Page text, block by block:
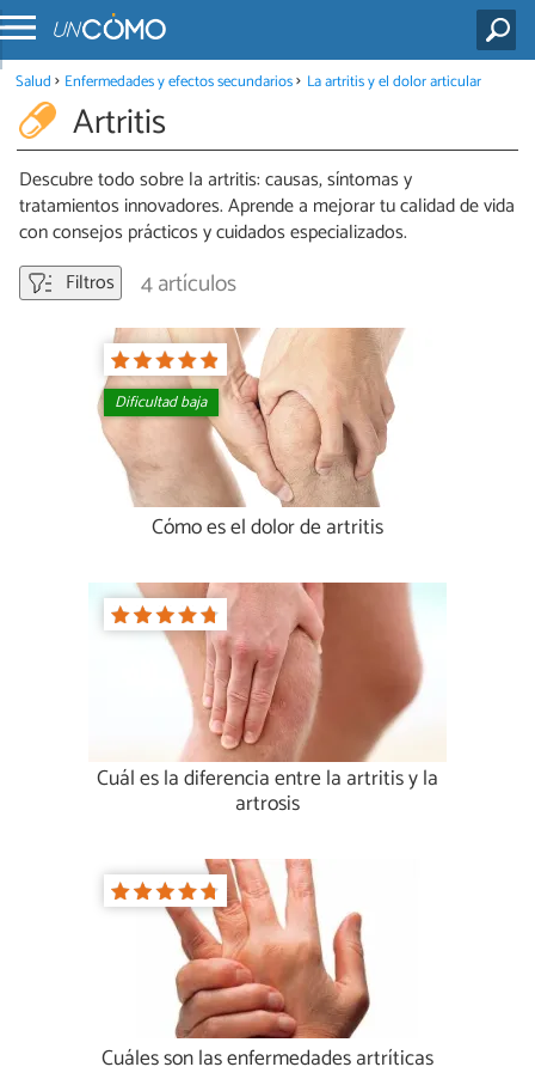
Salud Enfermedades y efectos secundarios La artritis y el dolor articular
Artritis
Descubre todo sobre la artritis: causas, síntomas y
tratamientos innovadores. Aprende a mejorar tu calidad de vida
con consejos prácticos y cuidados especializados.
Filtros
4 artículos
Dificultad baja
Cómo es el dolor de artritis
Cuál es la diferencia entre la artritis y la
artrosis
Cuáles son las enfermedades artríticas